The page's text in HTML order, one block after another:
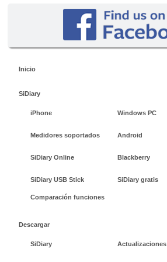
Inicio
SiDiary
iPhone Windows PC
Medidores soportados Android
SiDiary Online Blackberry
SiDiary USB Stick SiDiary gratis
Comparación funciones
Descargar
SiDiary Actualizaciones